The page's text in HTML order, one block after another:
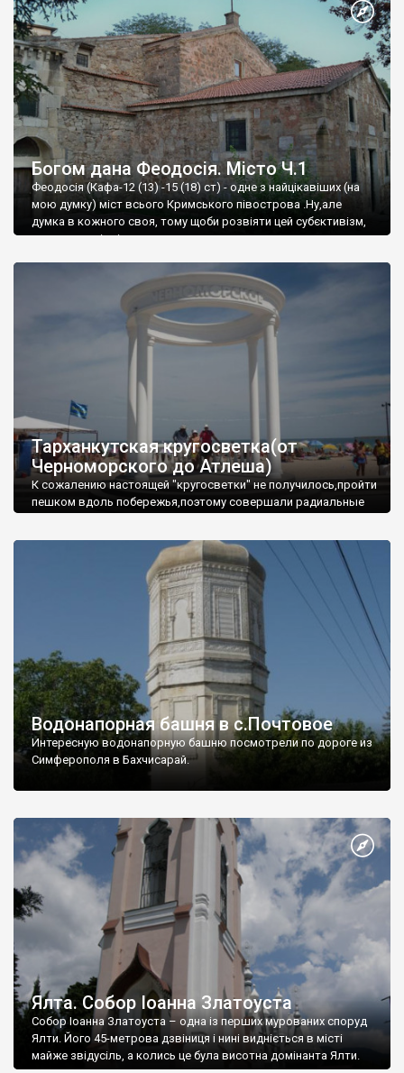
Богом дана Феодосія. Місто Ч.1
Феодосія (Кафа-12 (13) -15 (18) ст) - одне з найцікавіших (на
мою думку) міст всього Кримського півострова .Ну,але
думка в кожного своя, тому щоби розвіяти цей субєктивізм,
запрошую відвідати це
Тарханкутская кругосветка(от
Черноморского до Атлеша)
К сожалению настоящей "кругосветки" не получилось,пройти
пешком вдоль побережья,поэтому совершали радиальные
Водонапорная башня в с.Почтовое
Интересную водонапорную башню посмотрели по дороге из
Симферополя в Бахчисарай.
Ялта. Собор Іоанна Златоуста
Собор Іоанна Златоуста – одна із перших мурованих споруд
Ялти. Його 45-метрова дзвіниця і нині видніється в місті
майже звідусіль, а колись це була висотна домінанта Ялти.